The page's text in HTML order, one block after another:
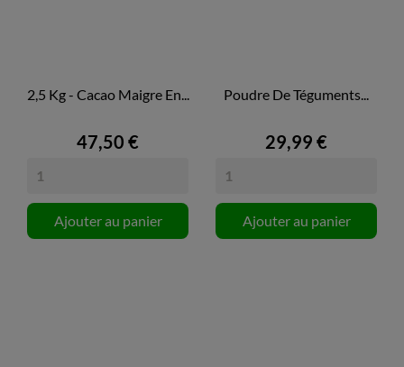
2,5 Kg - Cacao Maigre En...
47,50 €
Ajouter au panier
Poudre De Téguments...
29,99 €
Ajouter au panier